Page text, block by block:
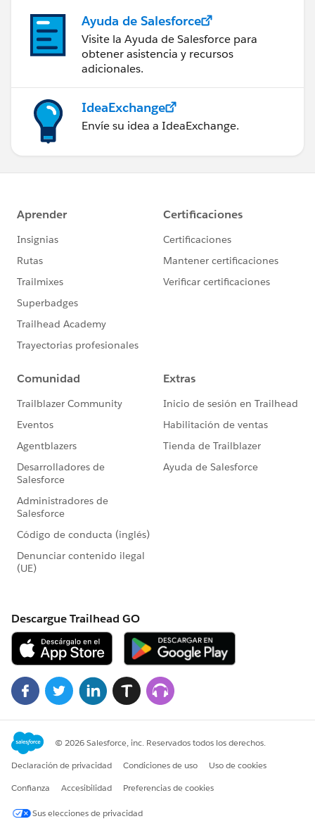
Ayuda de Salesforce
Visite la Ayuda de Salesforce para
obtener asistencia y recursos
adicionales.
IdeaExchange
Envíe su idea a IdeaExchange.